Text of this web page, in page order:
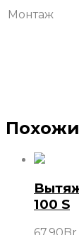
Монтаж
100 S